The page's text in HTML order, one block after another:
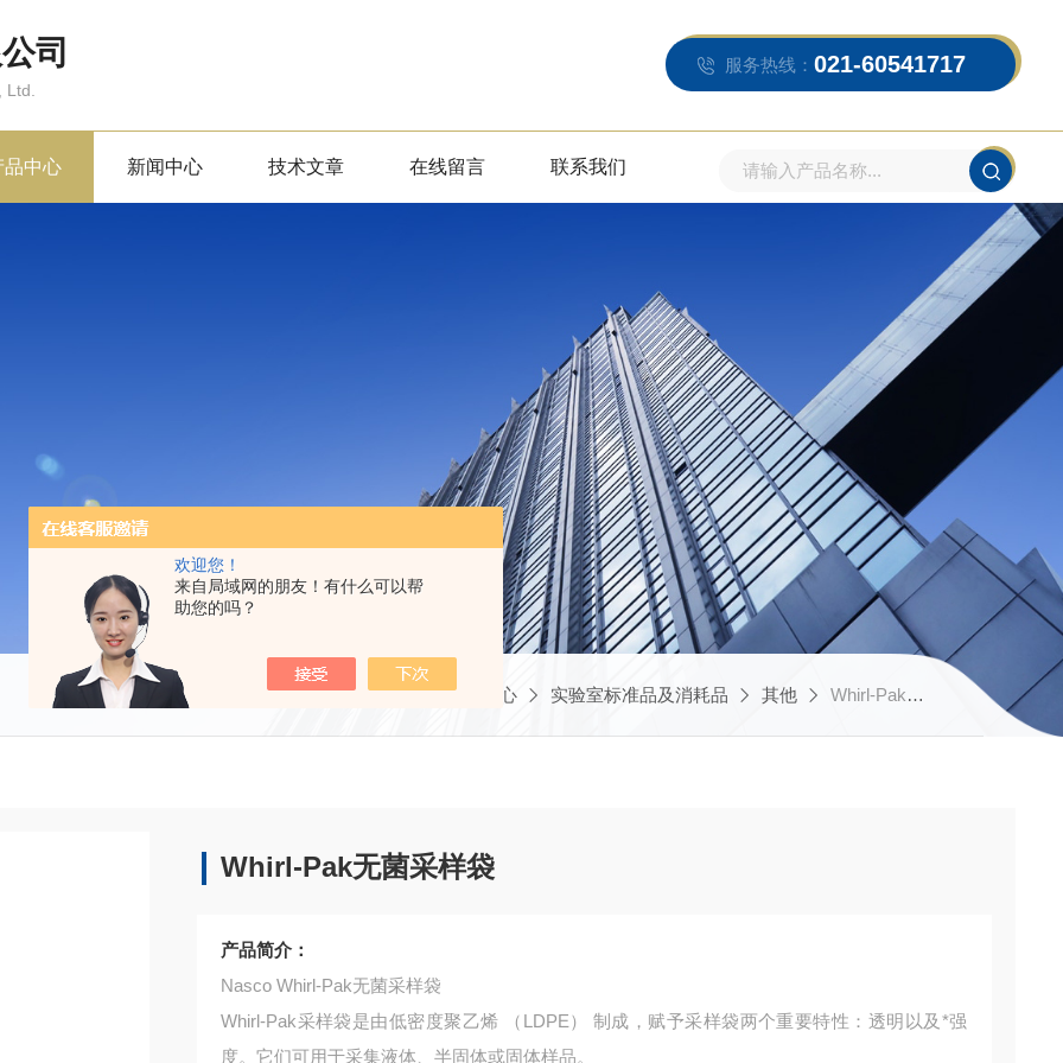
欢迎您！
来自局域网的朋友！有什么可以帮
助您的吗？
司 服务热线： 021-60541717
品中心 新闻中心 技术文章 在线留言 联系我们
当前位置：首页 产品中心 实验室标准品及消耗品 其他 Whirl-Pak无菌采样袋
Whirl-Pak无菌采样袋
产品简介：
Nasco Whirl-Pak无菌采样袋
Whirl-Pak采样袋是由低密度聚乙烯 （LDPE） 制成，赋予采样袋两个重要特性：透明以及*强
度。它们可用于采集液体、半固体或固体样品。